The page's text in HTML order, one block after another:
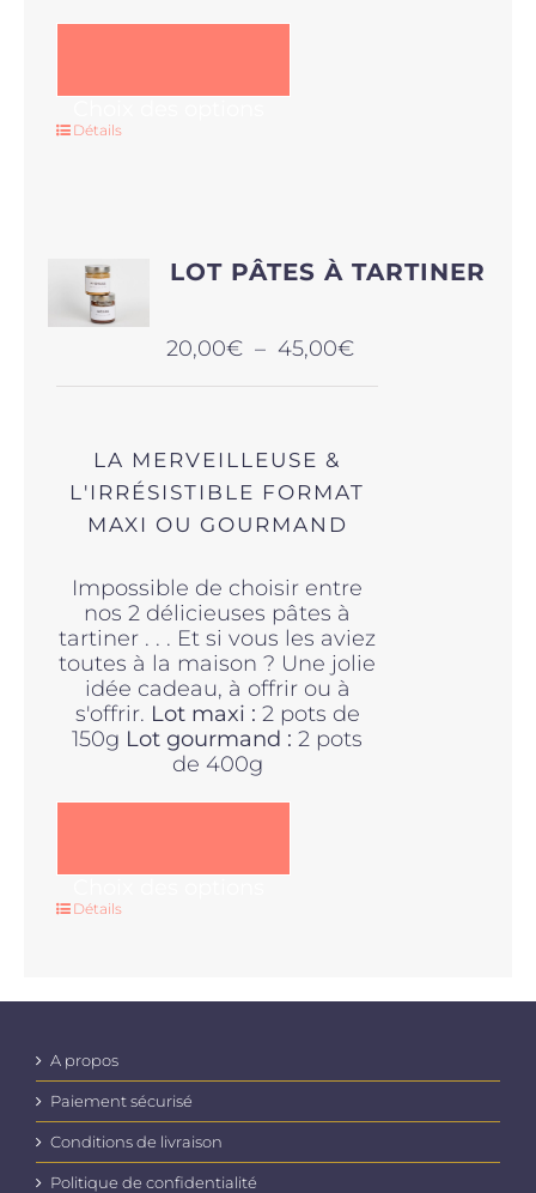
options
peuvent
choisies
sur
la
produit
Détails
LOT PÂTES À TARTINER
20,00€ – 45,00€Plage
LA MERVEILLEUSE &
L'IRRÉSISTIBLE FORMAT
MAXI OU GOURMAND
Impossible de choisir entre
nos 2 délicieuses pâtes à
tartiner . . . Et si vous les aviez
toutes à la maison ? Une jolie
idée cadeau, à offrir ou à
s'offrir. Lot maxi : 2 pots de
150g Lot gourmand : 2 pots
de 400g
être
la
Détails
A propos
Paiement sécurisé
Conditions de livraison
Politique de confidentialité